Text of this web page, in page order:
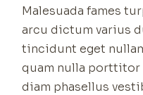
Malesuada fames
arcu dictum varius
tincidunt eget
quam nulla porttitor
diam phasellus